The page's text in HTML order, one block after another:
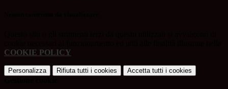
COOKIE POLICY
Personalizza Rifiuta tutti i cookies Accetta tutti i cookies